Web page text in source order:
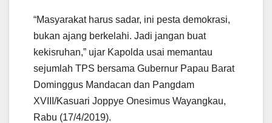
“Masyarakat harus sadar, ini pesta demokrasi,
bukan ajang berkelahi. Jadi jangan buat
kekisruhan,” ujar Kapolda usai memantau
sejumlah TPS bersama Gubernur Papau Barat
Dominggus Mandacan dan Pangdam
XVIII/Kasuari Joppye Onesimus Wayangkau,
Rabu (17/4/2019).